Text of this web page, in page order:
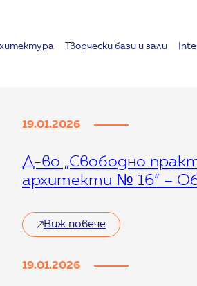
Творчески бази и зали
19.01.2026
Д-во „Свободно
архитекти № 16“ –
Виж повече
19.01.2026